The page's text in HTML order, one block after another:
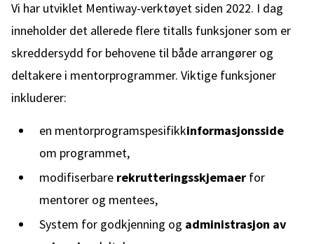
Vi har utviklet Mentiway-verktøyet siden 2022. I dag
inneholder det allerede flere titalls funksjoner som er
skreddersydd for behovene til både arrangører og
deltakere i mentorprogrammer. Viktige funksjoner
inkluderer:
en mentorprogramspesifikkinformasjonsside
om programmet,
modifiserbare rekrutteringsskjemaer for
mentorer og mentees,
System for godkjenning og administrasjon av